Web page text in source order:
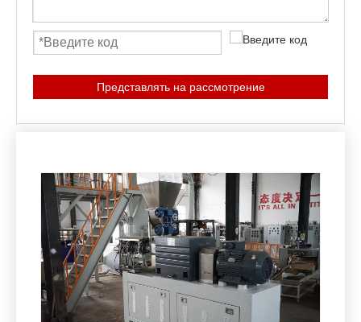
Представлять на рассмотрение